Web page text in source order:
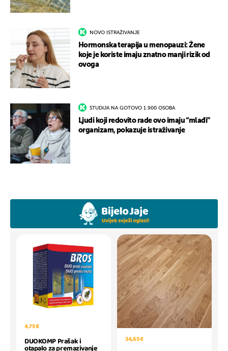
NOVO ISTRAŽIVANJE
Hormonska terapija u menopauzi: Žene
koje je koriste imaju znatno manji rizik od
ovoga
STUDIJA NA GOTOVO 1.900 OSOBA
Ljudi koji redovito rade ovo imaju “mlađi”
organizam, pokazuje istraživanje
4,75 €
DUOKOMP Prašak i
otapalo za premazivanje
34,65 €